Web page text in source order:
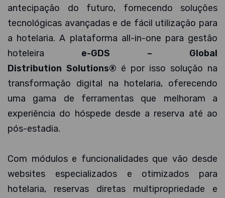
antecipação do futuro, fornecendo soluções
tecnológicas avançadas e de fácil utilização para
a hotelaria. A plataforma all-in-one para gestão
hoteleira e-GDS – Global
Distribution Solutions® é por isso solução na
transformação digital na hotelaria, oferecendo
uma gama de ferramentas que melhoram a
experiência do hóspede desde a reserva até ao
pós-estadia.
Com módulos e funcionalidades que vão desde
websites especializados e otimizados para
hotelaria, reservas diretas multipropriedade e